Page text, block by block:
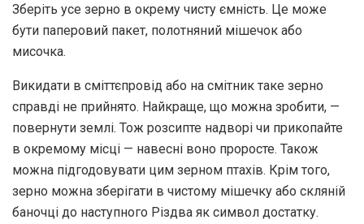
Зберіть усе зерно в окрему чисту ємність. Це може
бути паперовий пакет, полотняний мішечок або
мисочка.
Викидати в сміттєпровід або на смітник таке зерно
справді не прийнято. Найкраще, що можна зробити, —
повернути землі. Тож розсипте надворі чи прикопайте
в окремому місці — навесні воно проросте. Також
можна підгодовувати цим зерном птахів. Крім того,
зерно можна зберігати в чистому мішечку або скляній
баночці до наступного Різдва як символ достатку.